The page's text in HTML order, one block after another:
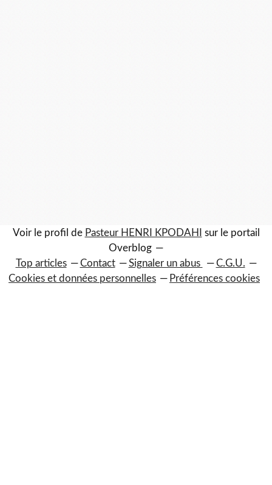
Voir le profil de Pasteur HENRI KPODAHI
sur le portail
Overblog
Top articles
Contact Signaler un abus
C.G.U.
Cookies et données personnelles
Préférences cookies